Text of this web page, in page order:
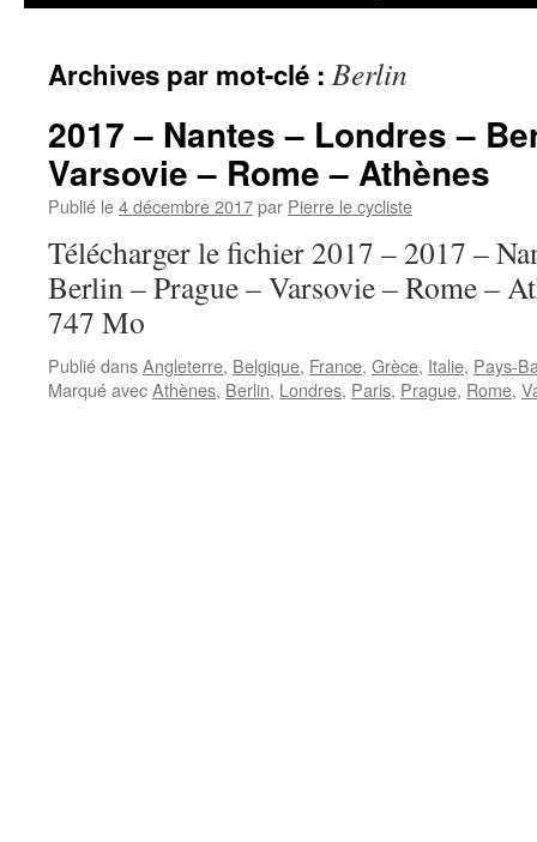
Archives par mot-clé : Berlin
2017 – Nantes – Londres –
Varsovie – Rome – Athènes
Publié le4 décembre 2017par Pierre le cycliste
Télécharger le fichier 2017 – 2017 –
Berlin – Prague – Varsovie – Rome –
747 Mo
Publié dansAngleterre, Belgique, France, Grèce, Italie, Pays-
Marqué avecAthènes, Berlin, Londres, Paris, Prague, Rome,